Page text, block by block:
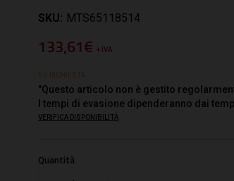
SKU: MTS65118514
133,61€+ IVA
SU RICHIESTA
"Questo articolo non è gestito
I tempi di evasione dipenderanno dai
VERIFICA DISPONIBILITÀ
Quantità